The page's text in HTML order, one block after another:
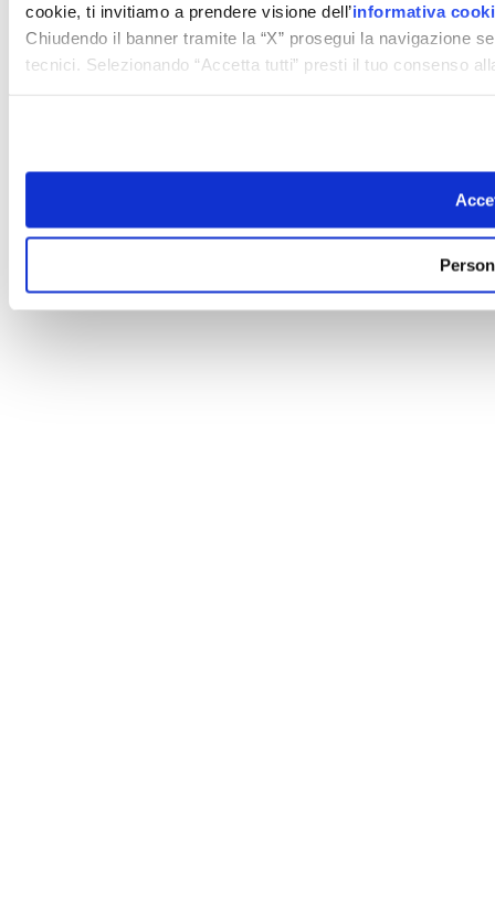
cookie, ti invitiamo a prendere visione dell’informativa
Chiudendo il banner tramite la “X” prosegui la navigazione
tecnici. Selezionando “Accetta tutti” presti il tuo consenso